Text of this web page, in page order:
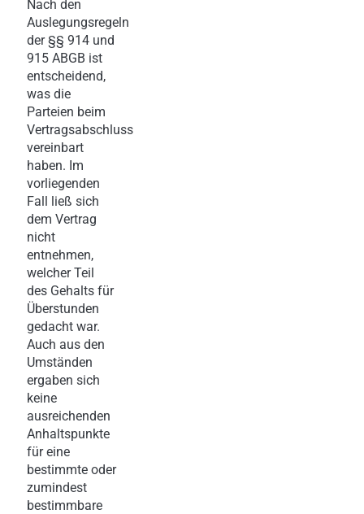
Nach den
Auslegungsregeln
der §§ 914 und
915 ABGB ist
entscheidend,
was die
Parteien beim
Vertragsabschluss
vereinbart
haben. Im
vorliegenden
Fall ließ sich
dem Vertrag
nicht
entnehmen,
welcher Teil
des Gehalts für
Überstunden
gedacht war.
Auch aus den
Umständen
ergaben sich
keine
ausreichenden
Anhaltspunkte
für eine
bestimmte oder
zumindest
bestimmbare